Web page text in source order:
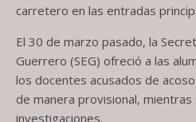
carretero en las entradas
El 30 de marzo pasado, la
Guerrero (SEG) ofreció a las
los docentes acusados de
de manera provisional,
investigaciones.